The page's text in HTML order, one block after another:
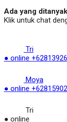
Ada yang
Klik untuk chat
Tri
● online
Moya
● online
Tri
● online